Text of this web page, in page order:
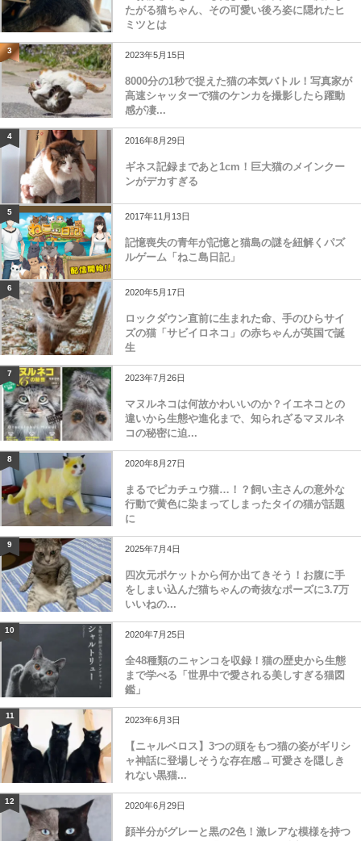
たがる猫ちゃん、その可愛い後ろ姿に隠れたヒ
ミツとは
3 2023年5月15日
8000分の1秒で捉えた猫の本気バトル！写真家が
高速シャッターで猫のケンカを撮影したら躍動
感が凄...
4 2016年8月29日
ギネス記録まであと1cm！巨大猫のメインクー
ンがデカすぎる
5 2017年11月13日
記憶喪失の青年が記憶と猫島の謎を紐解くパズ
ルゲーム「ねこ島日記」
6 2020年5月17日
ロックダウン直前に生まれた命、手のひらサイ
ズの猫「サビイロネコ」の赤ちゃんが英国で誕
生
7 2023年7月26日
マヌルネコは何故かわいいのか？イエネコとの
違いから生態や進化まで、知られざるマヌルネ
コの秘密に迫...
8 2020年8月27日
まるでピカチュウ猫…！？飼い主さんの意外な
行動で黄色に染まってしまったタイの猫が話題
に
9 2025年7月4日
四次元ポケットから何か出てきそう！お腹に手
をしまい込んだ猫ちゃんの奇抜なポーズに3.7万
いいねの...
10 2020年7月25日
全48種類のニャンコを収録！猫の歴史から生態
まで学べる「世界中で愛される美しすぎる猫図
鑑」
11 2023年6月3日
【ニャルベロス】3つの頭をもつ猫の姿がギリシ
ャ神話に登場しそうな存在感→可愛さを隠しき
れない黒猫...
12 2020年6月29日
顔半分がグレーと黒の2色！激レアな模様を持つ